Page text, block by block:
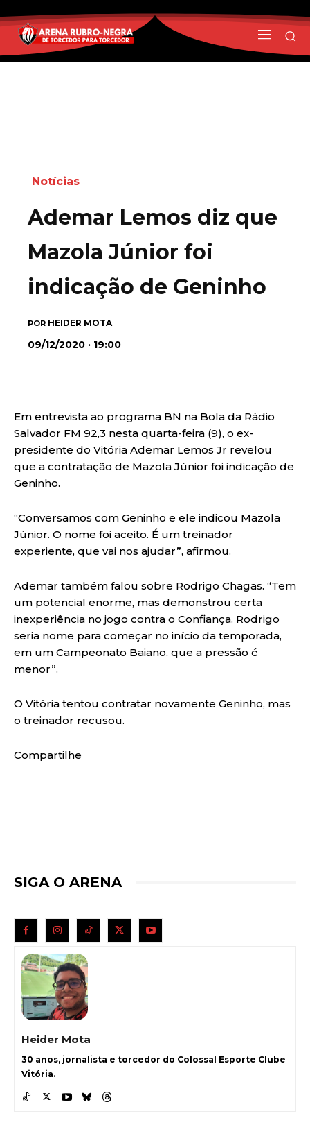
Notícias
Ademar Lemos diz que
Mazola Júnior foi
indicação de Geninho
POR HEIDER MOTA
09/12/2020 · 19:00
Em entrevista ao programa BN na Bola da Rádio
Salvador FM 92,3 nesta quarta-feira (9), o ex-
presidente do Vitória Ademar Lemos Jr revelou
que a contratação de Mazola Júnior foi indicação de
Geninho.
“Conversamos com Geninho e ele indicou Mazola
Júnior. O nome foi aceito. É um treinador
experiente, que vai nos ajudar”, afirmou.
Ademar também falou sobre Rodrigo Chagas. “Tem
um potencial enorme, mas demonstrou certa
inexperiência no jogo contra o Confiança. Rodrigo
seria nome para começar no início da temporada,
em um Campeonato Baiano, que a pressão é
menor”.
O Vitória tentou contratar novamente Geninho, mas
o treinador recusou.
Compartilhe
SIGA O ARENA
Heider Mota
30 anos, jornalista e torcedor do Colossal Esporte Clube
Vitória.